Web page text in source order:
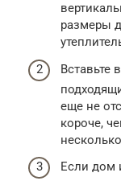
размеры
Вставьте
еще не
короче,
Если дом